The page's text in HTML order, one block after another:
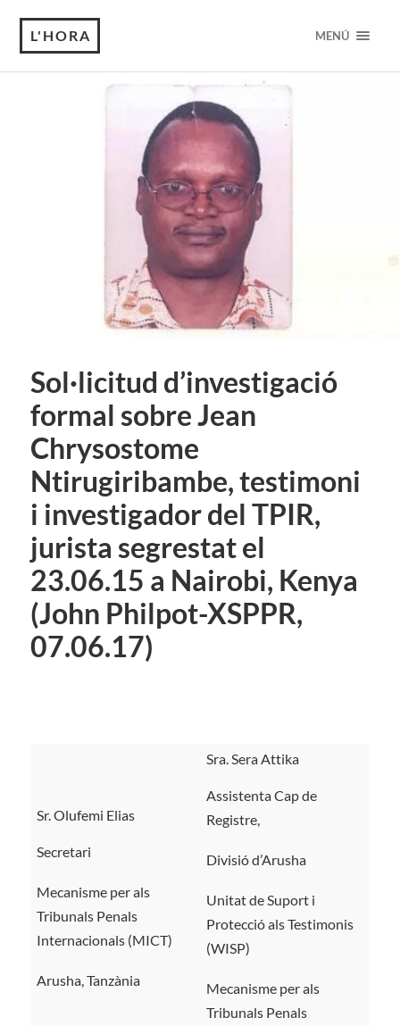
L'HORA MENÚ
Sol·licitud d’investigació
formal sobre Jean
Chrysostome
Ntirugiribambe, testimoni
i investigador del TPIR,
jurista segrestat el
23.06.15 a Nairobi, Kenya
(John Philpot-XSPPR,
07.06.17)
Sr. Olufemi Elias
Secretari
Mecanisme per als
Tribunals Penals
Internacionals (MICT)
Arusha, Tanzània
Sra. Sera Attika
Assistenta Cap de
Registre,
Divisió d’Arusha
Unitat de Suport i
Protecció als Testimonis
(WISP)
Mecanisme per als
Tribunals Penals